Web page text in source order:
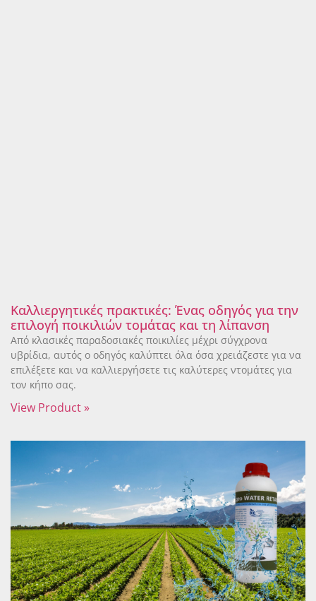
Καλλιεργητικές πρακτικές: Ένας οδηγός για την
επιλογή ποικιλιών τομάτας και τη λίπανση
Από κλασικές παραδοσιακές ποικιλίες μέχρι σύγχρονα
υβρίδια, αυτός ο οδηγός καλύπτει όλα όσα χρειάζεστε για να
επιλέξετε και να καλλιεργήσετε τις καλύτερες ντομάτες για
τον κήπο σας.
View Product »